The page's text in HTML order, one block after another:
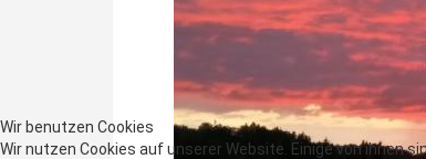
Wir benutzen Cookies
Wir nutzen Cookies auf unserer Website. Einige von ihnen